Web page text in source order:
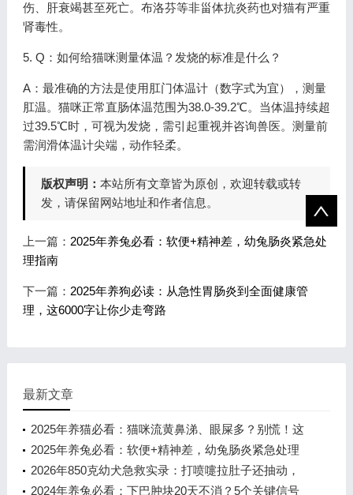
伤、肝衰竭甚至死亡。布洛芬等非甾体抗炎药也对猫有严重
肾毒性。
5. Q：如何给猫咪测量体温？发烧的标准是什么？
A：最准确的方法是使用肛门体温计（数字式为宜），测量
肛温。猫咪正常直肠体温范围为38.0-39.2℃。当体温持续超
过39.5℃时，可视为发烧，需引起重视并咨询兽医。测量前
需润滑体温计尖端，动作轻柔。
版权声明： 本站所有文章皆为原创，欢迎转载或转
发，请保留网站地址和作者信息。
上一篇： 2025年养兔必看：软便+精神差，幼兔肠炎紧急处
理指南
下一篇： 2025年养狗必读：从急性胃肠炎到全面健康管
理，这6000字让你少走弯路
最新文章
2025年养猫必看：猫咪流黄鼻涕、眼屎多？别慌！这
可能是90%猫都会遇到的呼吸道感
2025年养兔必看：软便+精神差，幼兔肠炎紧急处理
指南
2026年850克幼犬急救实录：打喷嚏拉肚子还抽动，
新手家长必看的5大救命步骤
2024年养兔必看：下巴肿块20天不消？5个关键信号